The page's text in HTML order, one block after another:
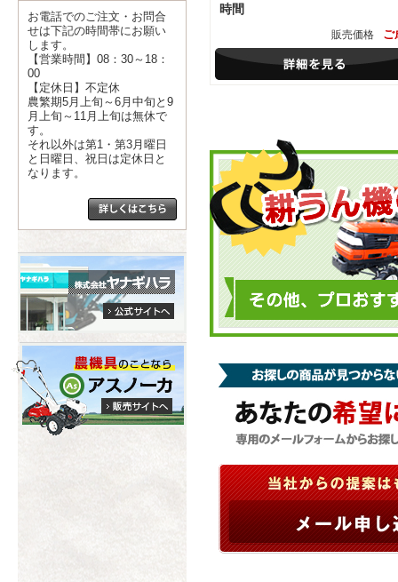
時間
販売価格 ご
お電話でのご注文・お問合
せは下記の時間帯にお願い
します。
【営業時間】08：30～18：
00
【定休日】不定休
農繁期5月上旬～6月中旬と9
月上旬～11月上旬は無休で
す。
それ以外は第1・第3月曜日
と日曜日、祝日は定休日と
なります。